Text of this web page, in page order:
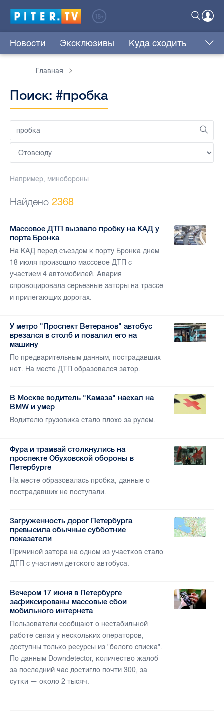
Новости Эксклюзивы Куда сходить
Главная
Поиск: #пробка
Например, минобороны
Найдено 2368
Массовое ДТП вызвало пробку на КАД у
порта Бронка
На КАД перед съездом к порту Бронка днем
18 июля произошло массовое ДТП с
участием 4 автомобилей. Авария
спровоцировала серьезные заторы на трассе
и прилегающих дорогах.
У метро "Проспект Ветеранов" автобус
врезался в столб и повалил его на
машину
По предварительным данным, пострадавших
нет. На месте ДТП образовался затор.
В Москве водитель "Камаза" наехал на
BMW и умер
Водителю грузовика стало плохо за рулем.
Фура и трамвай столкнулись на
проспекте Обуховской обороны в
Петербурге
На месте образовалась пробка, данные о
пострадавших не поступали.
Загруженность дорог Петербурга
превысила обычные субботние
показатели
Причиной затора на одном из участков стало
ДТП с участием детского автобуса.
Вечером 17 июня в Петербурге
зафиксированы массовые сбои
мобильного интернета
Пользователи сообщают о нестабильной
работе связи у нескольких операторов,
доступны только ресурсы из "белого списка".
По данным Downdetector, количество жалоб
за последний час достигло почти 300, за
сутки — около 2 тысяч.